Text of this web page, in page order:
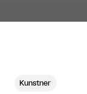
Kunstner